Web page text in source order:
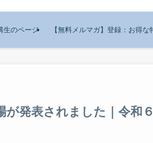
生のページ 【無料メルマガ】登録：お得な
が発表されました｜令和